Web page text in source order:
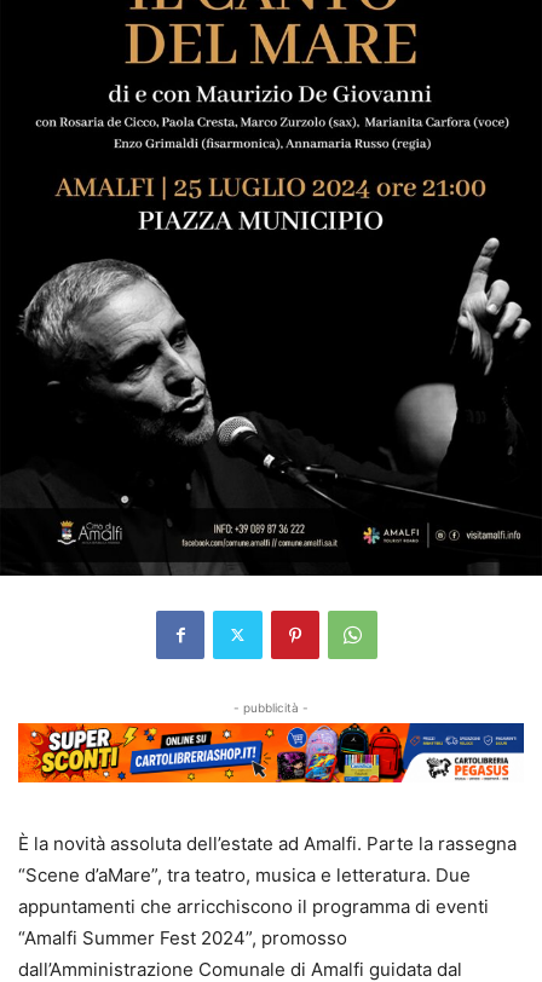
- pubblicità -
È la novità assoluta dell’estate ad Amalfi. Parte la rassegna
“Scene d’aMare”, tra teatro, musica e letteratura. Due
appuntamenti che arricchiscono il programma di eventi
“Amalfi Summer Fest 2024”, promosso
dall’Amministrazione Comunale di Amalfi guidata dal